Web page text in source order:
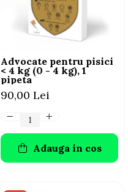
Advocate pentru pisici
< 4 kg (0 - 4 kg), 1
pipeta
90,00 Lei
Adauga in cos